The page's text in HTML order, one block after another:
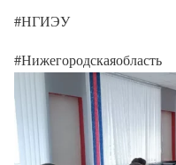
#НГИЭУ
#Нижегородскаяобласть